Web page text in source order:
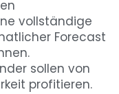
vollständige
Forecast
sollen von
profitieren.